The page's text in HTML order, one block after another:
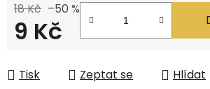
18 Kč –50 %
9 Kč
Tisk Zeptat se Hlídat